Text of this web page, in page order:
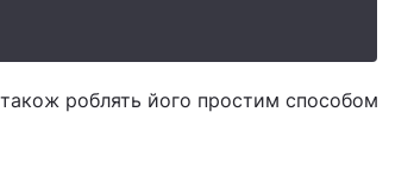
роблять його простим способом